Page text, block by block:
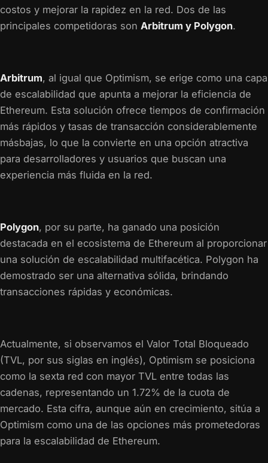
costos y mejorar la rapidez en la red. Dos de las
principales competidoras son Arbitrum y Polygon.
Arbitrum, al igual que Optimism, se erige como una capa
de escalabilidad que apunta a mejorar la eficiencia de
Ethereum. Esta solución ofrece tiempos de confirmación
más rápidos y tasas de transacción considerablemente
másbajas, lo que la convierte en una opción atractiva
para desarrolladores y usuarios que buscan una
experiencia más fluida en la red.
Polygon, por su parte, ha ganado una posición
destacada en el ecosistema de Ethereum al proporcionar
una solución de escalabilidad multifacética. Polygon ha
demostrado ser una alternativa sólida, brindando
transacciones rápidas y económicas.
Actualmente, si observamos el Valor Total Bloqueado
(TVL, por sus siglas en inglés), Optimism se posiciona
como la sexta red con mayor TVL entre todas las
cadenas, representando un 1.72% de la cuota de
mercado. Esta cifra, aunque aún en crecimiento, sitúa a
Optimism como una de las opciones más prometedoras
para la escalabilidad de Ethereum.